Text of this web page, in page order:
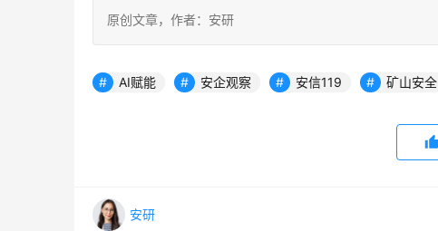
原创文章，作者：安研
AI赋能 安企观察 安信119 矿山安全
安研